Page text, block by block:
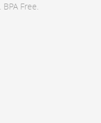
Free.